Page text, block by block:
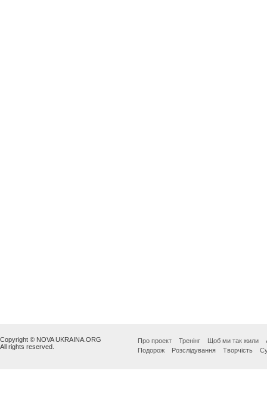
Copyright © NOVA UKRAINA.ORG
All rights reserved.
Про проект Тренінг Щоб ми так жили
Подорож
Розслідування Творчість